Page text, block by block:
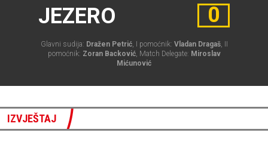
JEZERO
0
Glavni sudija: Dražen Petrić, I pomoćnik: Vladan Dragaš, II
pomoćnik: Zoran Backović, Match Delegate: Miroslav
Mićunović
IZVJEŠTAJ